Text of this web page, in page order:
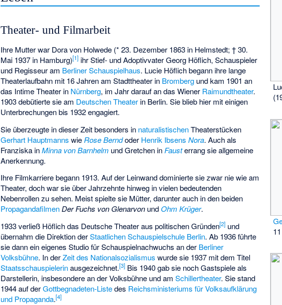
Theater- und Filmarbeit
Ihre Mutter war Dora von Holwede (* 23. Dezember 1863 in Helmstedt; † 30.
Mai 1937 in Hamburg)[1] ihr Stief- und Adoptivvater Georg Höflich, Schauspieler
und Regisseur am Berliner Schauspielhaus. Lucie Höflich begann ihre lange
Theaterlaufbahn mit 16 Jahren am Stadttheater in Bromberg und kam 1901 an
das Intime Theater in Nürnberg, im Jahr darauf an das Wiener Raimundtheater.
1903 debütierte sie am Deutschen Theater in Berlin. Sie blieb hier mit einigen
Unterbrechungen bis 1932 engagiert.
Sie überzeugte in dieser Zeit besonders in naturalistischenTheaterstücken
Gerhart Hauptmanns wie Rose Berndoder Henrik Ibsens Nora. Auch als
Franziska inMinna von Barnhelm und Gretchen in Fausterrang sie allgemeine
Anerkennung.
Ihre Filmkarriere begann 1913. Auf der Leinwand dominierte sie zwar nie wie am
Theater, doch war sie über Jahrzehnte hinweg in vielen bedeutenden
Nebenrollen zu sehen. Meist spielte sie Mütter, darunter auch in den beiden
Propagandafilmen Der Fuchs von Glenarvon undOhm Krüger.
1933 verließ Höflich das Deutsche Theater aus politischen Gründen[2] und
übernahm die Direktion derStaatlichen Schauspielschule Berlin. Ab 1936 führte
sie dann ein eigenes Studio für Schauspielnachwuchs an der Berliner
Volksbühne. In derZeit des Nationalsozialismus wurde sie 1937 mit dem Titel
Staatsschauspielerinausgezeichnet.[3] Bis 1940 gab sie noch Gastspiele als
Darstellerin, insbesondere an der Volksbühne und amSchillertheater. Sie stand
1944 auf derGottbegnadeten-Listedes Reichsministeriums für Volksaufklärung
und Propaganda.[4]